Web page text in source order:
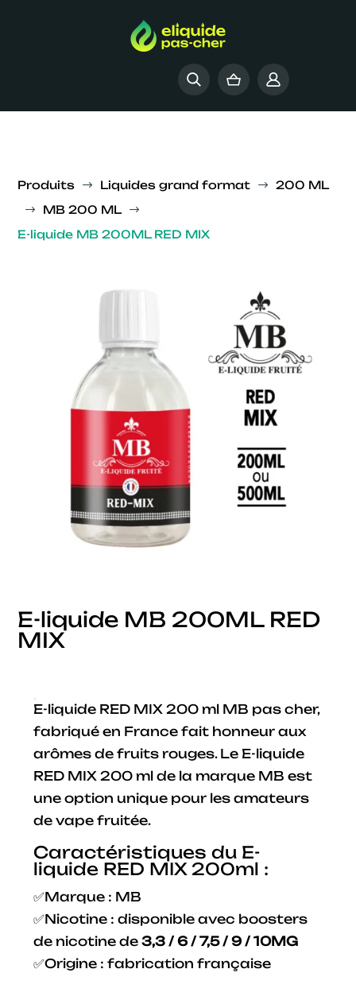
Produits $ Liquides grand format $ 200 ML
$ MB 200 ML $
E-liquide MB 200ML RED MIX
E-liquide MB 200ML RED
MIX
E-liquide RED MIX 200 ml MB pas cher,
fabriqué en France fait honneur aux
arômes de fruits rouges. Le E-liquide
RED MIX 200 ml de la marque MB est
une option unique pour les amateurs
de vape fruitée.
Caractéristiques du E-
liquide RED MIX 200ml :
✅Marque : MB
✅Nicotine : disponible avec boosters
de nicotine de3,3 / 6 / 7,5 / 9 / 10MG
✅Origine : fabrication française